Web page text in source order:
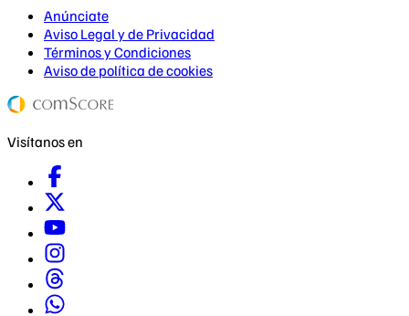
Anúnciate
Aviso Legal y de Privacidad
Términos y Condiciones
Aviso de política de cookies
Visítanos en